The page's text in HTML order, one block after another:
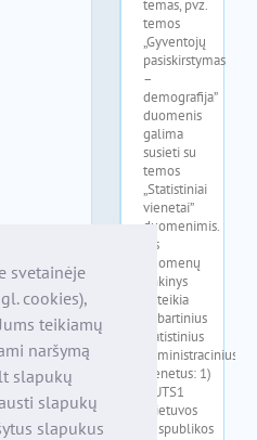
svetainėje
cookies),
teikiamų
naršymą
slapukų
slapukų
slapukus